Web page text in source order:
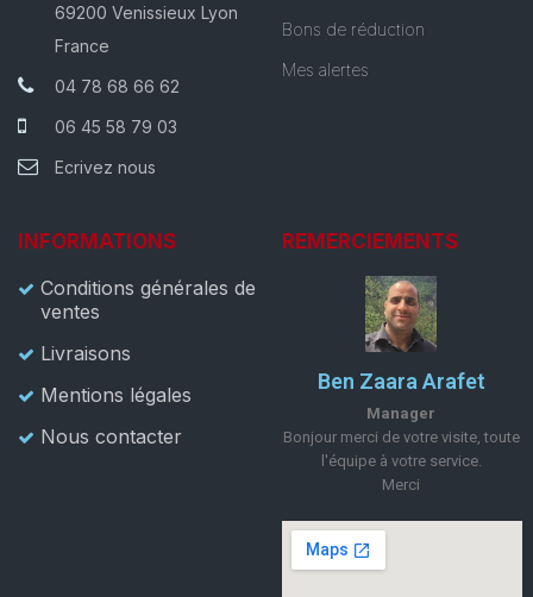
69200 Venissieux Lyon
France
04 78 68 66 62
06 45 58 79 03
Ecrivez nous
Bons de réduction
Mes alertes
INFORMATIONS
Conditions générales de
ventes
Livraisons
Mentions légales
Nous contacter
REMERCIEMENTS
Ben Zaara Arafet
Manager
Bonjour merci de votre visite, toute
l'équipe à votre service.
Merci